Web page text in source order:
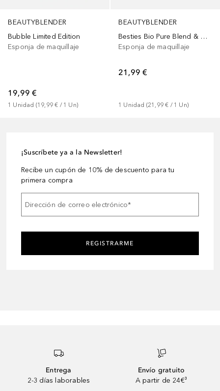
BEAUTYBLENDER
Bubble Limited Edition
Esponja de maquillaje
19,99 €
1 Unidad (19,99 € / 1 Un)
BEAUTYBLENDER
Besties Bio Pure Blend & Cleanse 4-Piece Starter Set
Esponja de maquillaje
21,99 €
1 Unidad (21,99 € / 1 Un)
¡Suscríbete ya a la Newsletter!
Recibe un cupón de 10% de descuento para tu
primera compra
Dirección de correo electrónico*
REGISTRARME
Entrega
2-3 días laborables
Envío gratuito
A partir de 24€³